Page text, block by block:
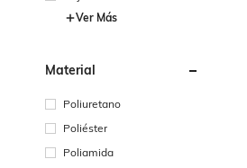
Ver Más
Material
Poliuretano
Poliéster
Poliamida